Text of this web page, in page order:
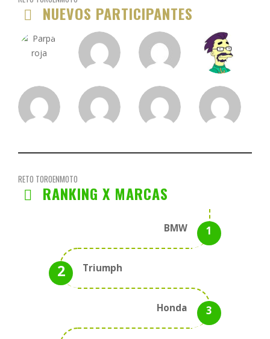
NUEVOS PARTICIPANTES
RETO TOROENMOTO
RANKING X MARCAS
BMW
Triumph
Honda